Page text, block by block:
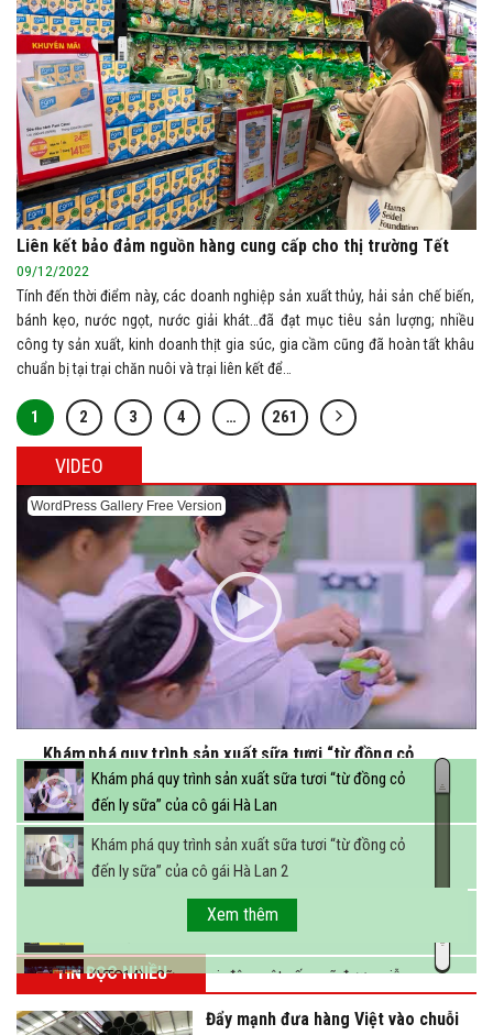
Liên kết bảo đảm nguồn hàng cung cấp cho thị trường Tết
09/12/2022
Tính đến thời điểm này, các doanh nghiệp sản xuất thủy, hải sản chế biến,
bánh kẹo, nước ngọt, nước giải khát…đã đạt mục tiêu sản lượng; nhiều
công ty sản xuất, kinh doanh thịt gia súc, gia cầm cũng đã hoàn tất khâu
chuẩn bị tại trại chăn nuôi và trại liên kết để…
1 2 3 4 … 261
VIDEO
WordPress Gallery Free Version
Khám phá quy trình sản xuất sữa tươi “từ đồng cỏ
đến ly sữa” của cô gái Hà Lan
Khám phá quy trình sản xuất sữa tươi “từ đồng cỏ
đến ly sữa” của cô gái Hà Lan
Khám phá quy trình sản xuất sữa tươi “từ đồng cỏ
đến ly sữa” của cô gái Hà Lan 2
FBNC - Ngành sữa hướng tới mục tiêu 3,4 tỷ lít sữa
(VTC14) - Sữa ngoại, động vật sống sẽ được miễn
Xem thêm
TIN ĐỌC NHIỀU
Đẩy mạnh đưa hàng Việt vào chuỗi